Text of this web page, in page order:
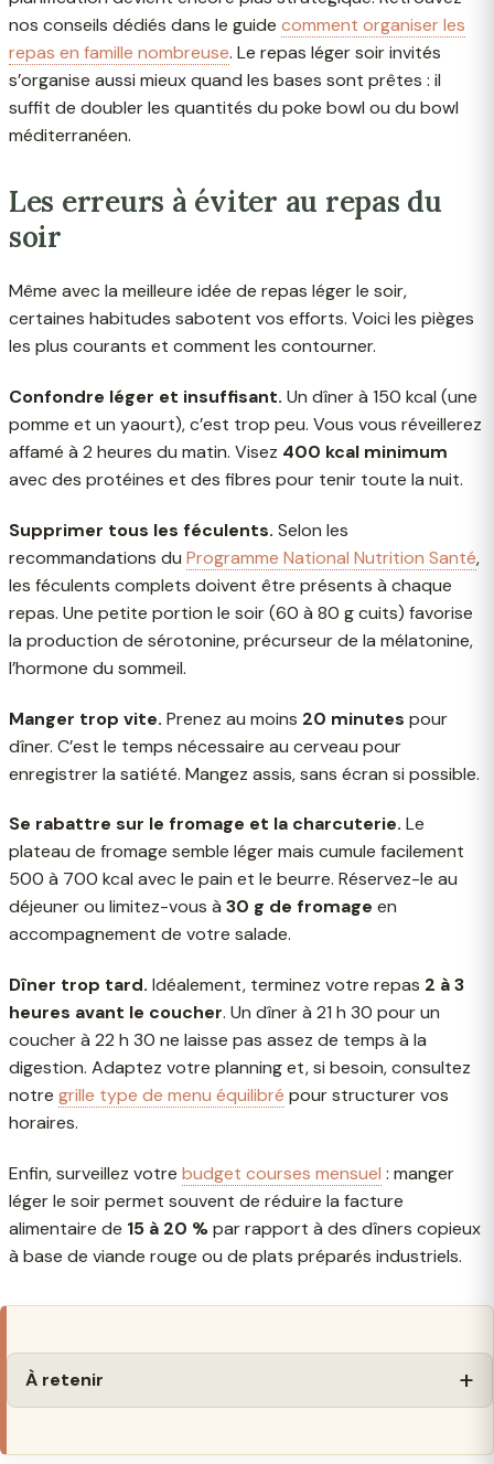
nos conseils dédiés dans le guide comment organiser les
repas en famille nombreuse. Le repas léger soir invités
s’organise aussi mieux quand les bases sont prêtes : il
suffit de doubler les quantités du poke bowl ou du bowl
méditerranéen.
Les erreurs à éviter au repas du
soir
Même avec la meilleure idée de repas léger le soir,
certaines habitudes sabotent vos efforts. Voici les pièges
les plus courants et comment les contourner.
Confondre léger et insuffisant. Un dîner à 150 kcal (une
pomme et un yaourt), c’est trop peu. Vous vous réveillerez
affamé à 2 heures du matin. Visez 400 kcal minimum
avec des protéines et des fibres pour tenir toute la nuit.
Supprimer tous les féculents. Selon les
recommandations du Programme National Nutrition Santé,
les féculents complets doivent être présents à chaque
repas. Une petite portion le soir (60 à 80 g cuits) favorise
la production de sérotonine, précurseur de la mélatonine,
l’hormone du sommeil.
Manger trop vite. Prenez au moins 20 minutes pour
dîner. C’est le temps nécessaire au cerveau pour
enregistrer la satiété. Mangez assis, sans écran si possible.
Se rabattre sur le fromage et la charcuterie. Le
plateau de fromage semble léger mais cumule facilement
500 à 700 kcal avec le pain et le beurre. Réservez-le au
déjeuner ou limitez-vous à 30 g de fromage en
accompagnement de votre salade.
Dîner trop tard. Idéalement, terminez votre repas 2 à 3
heures avant le coucher. Un dîner à 21 h 30 pour un
coucher à 22 h 30 ne laisse pas assez de temps à la
digestion. Adaptez votre planning et, si besoin, consultez
notre grille type de menu équilibré pour structurer vos
horaires.
Enfin, surveillez votre budget courses mensuel : manger
léger le soir permet souvent de réduire la facture
alimentaire de 15 à 20 %par rapport à des dîners copieux
à base de viande rouge ou de plats préparés industriels.
À retenir